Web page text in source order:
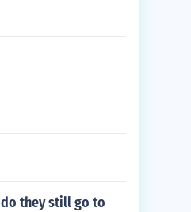
they still go to